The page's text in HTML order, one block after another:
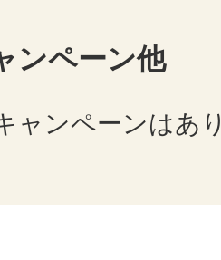
ンペーン他
ャンペーンはあ